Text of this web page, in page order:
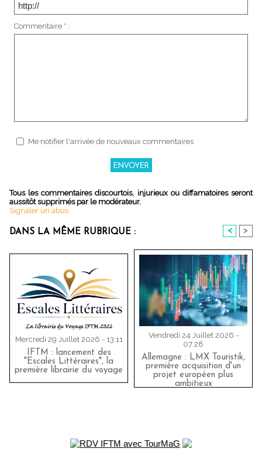
Commentaire * :
Me notifier l'arrivée de nouveaux commentaires
Tous les commentaires discourtois, injurieux ou diffamatoires seront
aussitôt supprimés par le modérateur.
Signaler un abus
DANS LA MÊME RUBRIQUE : < >
Mercredi 29 Juillet 2026 - 13:11
IFTM : lancement des
"Escales Littéraires", la
première librairie du voyage
Vendredi 24 Juillet 2026 -
07:28
Allemagne : LMX Touristik,
première acquisition d'un
projet européen plus
ambitieux